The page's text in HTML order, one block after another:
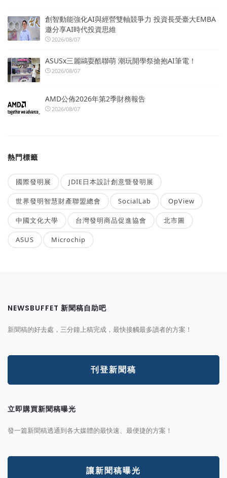
創智動能強化AI與經營雙軸競爭力 投資長受臺大EMBA
邀分享AI時代投資思維
2026/08/07
ASUSx三麗鷗耍酷聯萌 潮玩開學祭搶抱AI筆電！
2026/08/07
AMD公佈2026年第2季財務報告
2026/08/07
熱門標籤
國際發明展 JDIE日本設計創意暨發明展
世界發明智慧財產聯盟總會 SocialLab OpView
中國文化大學 台灣發明商品促進協會 北市圖
ASUS Microchip
NEWSBUFFET 新聞稿自助吧
新聞稿的好去處，三分鐘上稿完成，最快接觸最多讀者的方案！
刊登新聞稿
立即購買新聞稿曝光
發一篇新聞稿透通到各大媒體的最快速、最便捷的方案！
讓新聞稿曝光